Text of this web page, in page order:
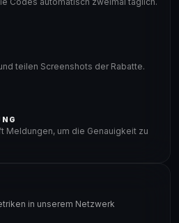
teilen Screenshots der Rabatte.
Meldungen, um die Genauigkeit zu
in unserem Netzwerk